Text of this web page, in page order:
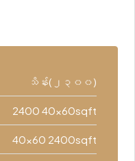
သိန်း(၂၃၀၀)
2400 40x60sqft
40x60 2400sqft